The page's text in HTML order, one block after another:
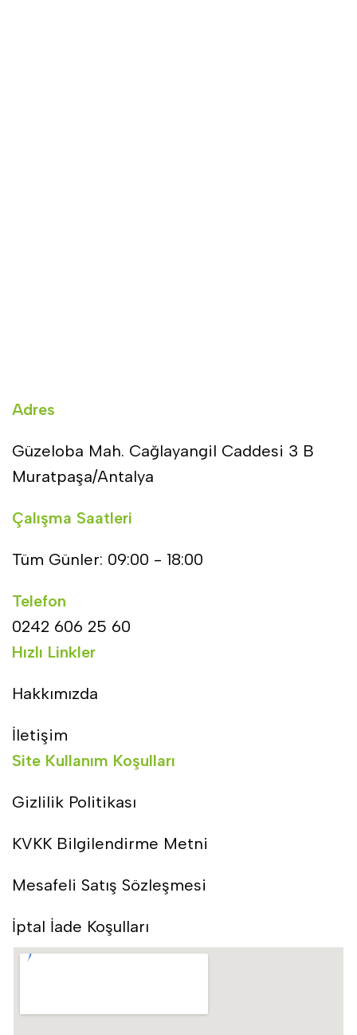
Adres
Güzeloba Mah. Cağlayangil Caddesi 3 B
Muratpaşa/Antalya
Çalışma Saatleri
Tüm Günler: 09:00 - 18:00
Telefon
0242 606 25 60
Hızlı Linkler
Hakkımızda
İletişim
Site Kullanım Koşulları
Gizlilik Politikası
KVKK Bilgilendirme Metni
Mesafeli Satış Sözleşmesi
İptal İade Koşulları